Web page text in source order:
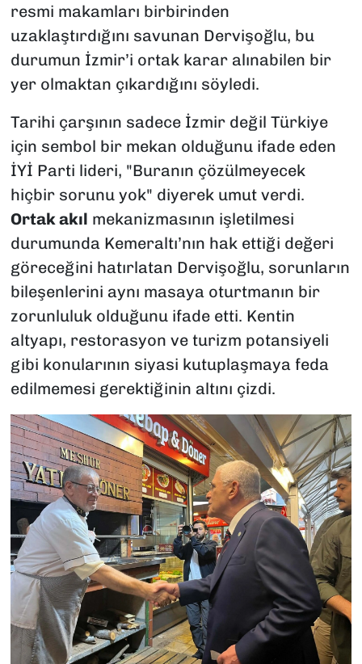
resmi makamları birbirinden
uzaklaştırdığını savunan Dervişoğlu, bu
durumun İzmir’i ortak karar alınabilen bir
yer olmaktan çıkardığını söyledi.
Tarihi çarşının sadece İzmir değil Türkiye
için sembol bir mekan olduğunu ifade eden
İYİ Parti lideri, "Buranın çözülmeyecek
hiçbir sorunu yok" diyerek umut verdi.
Ortak akıl mekanizmasının işletilmesi
durumunda Kemeraltı’nın hak ettiği değeri
göreceğini hatırlatan Dervişoğlu, sorunların
bileşenlerini aynı masaya oturtmanın bir
zorunluluk olduğunu ifade etti. Kentin
altyapı, restorasyon ve turizm potansiyeli
gibi konularının siyasi kutuplaşmaya feda
edilmemesi gerektiğinin altını çizdi.